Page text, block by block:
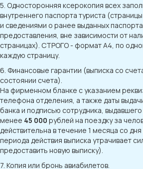
5. Односторонняя ксерокопия всех
внутреннего паспорта туриста
и сведениями о ранее выданных
предоставления, вне зависимости от
страницах). СТРОГО - формат А4, по
каждую страницу.
6. Финансовые гарантии (выписка со
состоянии счета).
На фирменном бланке с указанием
телефона отделения, а также даты
банка и подписью сотрудника,
менее 45 000 рублей на поездку за
действительна в течение 1 месяца со
периода действия выписка утрачивает
предоставить новую выписку).
7. Копия или бронь авиабилетов.